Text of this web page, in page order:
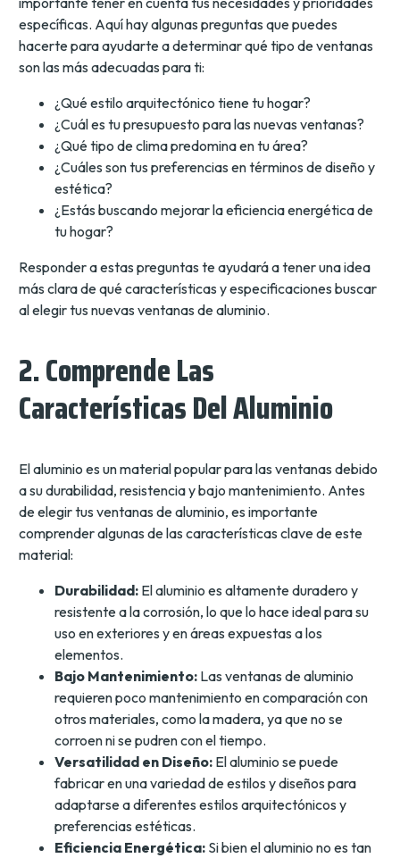
específicas. Aquí hay algunas preguntas que puedes
hacerte para ayudarte a determinar qué tipo de ventanas
son las más adecuadas para ti:
¿Qué estilo arquitectónico tiene tu hogar?
¿Cuál es tu presupuesto para las nuevas ventanas?
¿Qué tipo de clima predomina en tu área?
¿Cuáles son tus preferencias en términos de diseño y
estética?
¿Estás buscando mejorar la eficiencia energética de
tu hogar?
Responder a estas preguntas te ayudará a tener una idea
más clara de qué características y especificaciones buscar
al elegir tus nuevas ventanas de aluminio.
2. Comprende Las
Características Del Aluminio
El aluminio es un material popular para las ventanas debido
a su durabilidad, resistencia y bajo mantenimiento. Antes
de elegir tus ventanas de aluminio, es importante
comprender algunas de las características clave de este
material:
Durabilidad: El aluminio es altamente duradero y
resistente a la corrosión, lo que lo hace ideal para su
uso en exteriores y en áreas expuestas a los
elementos.
Bajo Mantenimiento: Las ventanas de aluminio
requieren poco mantenimiento en comparación con
otros materiales, como la madera, ya que no se
corroen ni se pudren con el tiempo.
Versatilidad en Diseño:El aluminio se puede
fabricar en una variedad de estilos y diseños para
adaptarse a diferentes estilos arquitectónicos y
preferencias estéticas.
Eficiencia Energética:Si bien el aluminio no es tan